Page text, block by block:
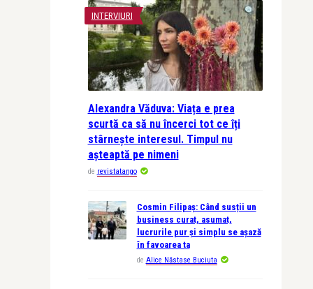
INTERVIURI
Alexandra Văduva: Viața e prea
scurtă ca să nu încerci tot ce îți
stârnește interesul. Timpul nu
așteaptă pe nimeni
de revistatango
Cosmin Filipaș: Când susții un
business curat, asumat,
lucrurile pur și simplu se așază
în favoarea ta
de Alice Năstase Buciuta